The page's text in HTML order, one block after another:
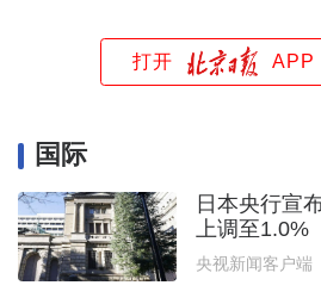
打开 APP
国际
日本央行宣
上调至1.0%
央视新闻客户端